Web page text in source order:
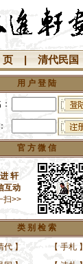
页 清代民国
用 户 登 陆
官 方 微 信
轩
互动
扫>>
类 别 检 索
代 】 【 手札 】